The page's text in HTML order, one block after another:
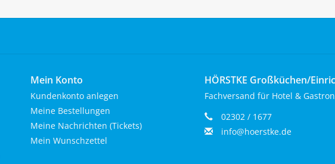
Mein Konto
Kundenkonto anlegen
Meine Bestellungen
Meine Nachrichten (Tickets)
Mein Wunschzettel
HÖRSTKE Großküchen/
Fachversand für Hotel &
02302 / 1677
info@hoerstke.de